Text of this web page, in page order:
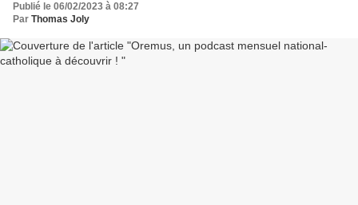
Publié le 06/02/2023 à 08:27
Par Thomas Joly